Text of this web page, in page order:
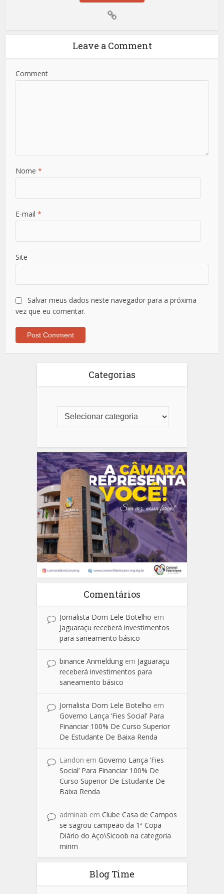
Leave a Comment
Comment
Nome*
E-mail*
Site
Salvar meus dados neste navegador para a próxima
vez que eu comentar.
Categorias
Comentários
Jornalista Dom Lele Botelho em
Jaguaraçu receberá investimentos
para saneamento básico
binance Anmeldung em Jaguaraçu
receberá investimentos para
saneamento básico
Jornalista Dom Lele Botelho em
Governo Lança ‘Fies Social’ Para
Financiar 100% De Curso Superior
De Estudante De Baixa Renda
Landon em Governo Lança ‘Fies
Social’ Para Financiar 100% De
Curso Superior De Estudante De
Baixa Renda
adminab em Clube Casa de Campos
se sagrou campeão da 1ª Copa
Diário do Aço\Sicoob na categoria
mirim
Blog Time